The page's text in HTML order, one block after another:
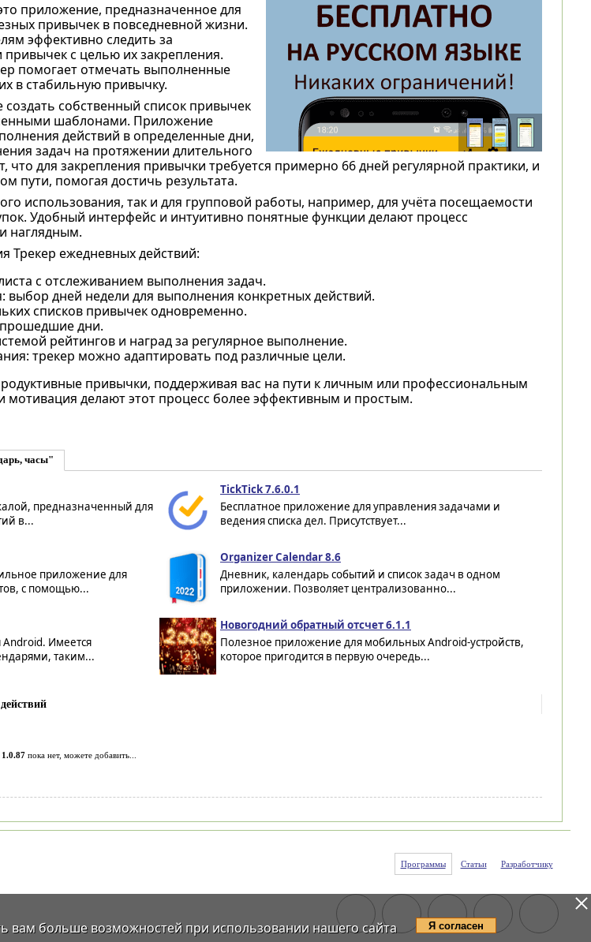
приложение, предназначенное для
привычек в повседневной жизни.
эффективно следить за
с целью их закрепления.
помогает отмечать выполненные
в стабильную привычку.
собственный список привычек
шаблонами. Приложение
действий в определенные дни,
задач на протяжении длительного
что для закрепления привычки требуется примерно 66 дней регулярной практики, и
пути, помогая достичь результата.
использования, так и для групповой работы, например, для учёта посещаемости
Удобный интерфейс и интуитивно понятные функции делают процесс
наглядным.
ежедневных действий:
с отслеживанием выполнения задач.
выбор дней недели для выполнения конкретных действий.
списков привычек одновременно.
дни.
рейтингов и наград за регулярное выполнение.
трекер можно адаптировать под различные цели.
привычки, поддерживая вас на пути к личным или профессиональным
мотивация делают этот процесс более эффективным и простым.
часы"
предназначенный для
в...
TickTick 7.6.0.1
Бесплатное приложение для управления задачами и
ведения списка дел. Присутствует...
приложение для
с помощью...
Organizer Calendar 8.6
Дневник, календарь событий и список задач в одном
приложении. Позволяет централизованно...
Имеется
таким...
Новогодний обратный отсчет 6.1.1
Полезное приложение для мобильных Android-устройств,
которое пригодится в первую очередь...
пока нет, можете добавить...
Программы Статьи Разработчику
вам больше возможностей при использовании нашего сайта